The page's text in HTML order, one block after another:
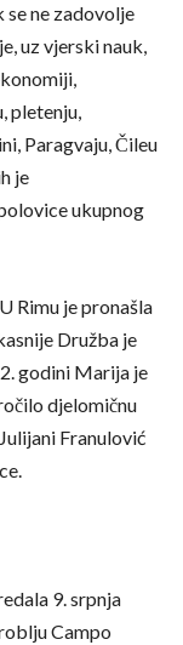
se ne zadovolje
uz vjerski nauk,
pletenju,
Paragvaju, Čileu
je
ukupnog
Rimu je pronašla
Družba je
godini Marija je
djelomičnu
Franulović
9. srpnja
Campo